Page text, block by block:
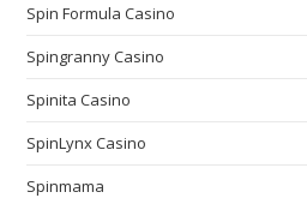
Spin Formula Casino
Spingranny Casino
Spinita Casino
SpinLynx Casino
Spinmama